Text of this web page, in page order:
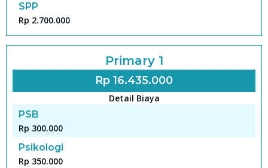
SPP
Rp 2.700.000
Primary 1
Rp 16.435.000
Detail Biaya
PSB
Rp 300.000
Psikologi
Rp 350.000